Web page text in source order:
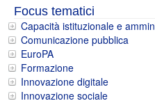
Focus tematici
Capacità istituzionale e
Comunicazione pubblica
EuroPA
Formazione
Innovazione digitale
Innovazione sociale